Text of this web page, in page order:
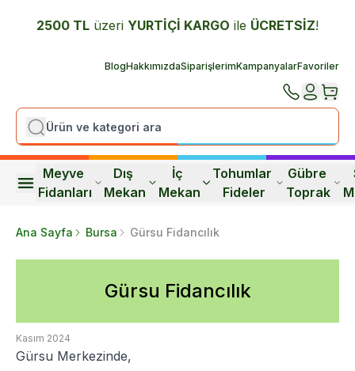
2500 TL üzeri YURTİÇİ KARGO ile ÜCRETSİZ!
BlogHakkımızdaSiparişlerimKampanyalarFavoriler
Meyve
Fidanları
Dış
Mekan
İç
Mekan
Tohumlar
Fideler
Gübre
Toprak
Ana Sayfa Bursa Gürsu Fidancılık
Gürsu Fidancılık
Kasım 2024
Gürsu Merkezinde,